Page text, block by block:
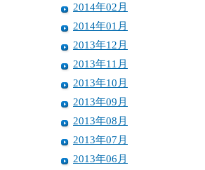
2014年02月
2014年01月
2013年12月
2013年11月
2013年10月
2013年09月
2013年08月
2013年07月
2013年06月